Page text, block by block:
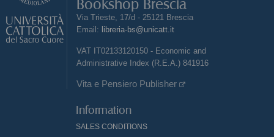
Bookshop Brescia
Via Trieste, 17/d - 25121 Brescia
Email: libreria-bs@unicatt.it
VAT IT02133120150 - Economic and
Administrative Index (R.E.A.) 841916
Vita e Pensiero Publisher
Information
SALES CONDITIONS